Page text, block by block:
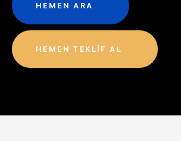
HEMEN ARA
HEMEN TEKLIF AL